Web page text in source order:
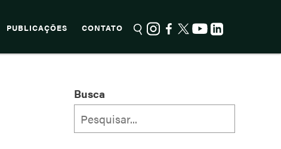
PUBLICAÇÕES CONTATO
Busca